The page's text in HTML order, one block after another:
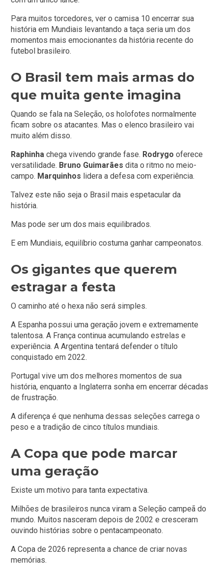
Para muitos torcedores, ver o camisa 10 encerrar sua
história em Mundiais levantando a taça seria um dos
momentos mais emocionantes da história recente do
futebol brasileiro.
O Brasil tem mais armas do
que muita gente imagina
Quando se fala na Seleção, os holofotes normalmente
ficam sobre os atacantes. Mas o elenco brasileiro vai
muito além disso.
Raphinha chega vivendo grande fase. Rodrygo oferece
versatilidade. Bruno Guimarães dita o ritmo no meio-
campo. Marquinhos lidera a defesa com experiência.
Talvez este não seja o Brasil mais espetacular da
história.
Mas pode ser um dos mais equilibrados.
E em Mundiais, equilíbrio costuma ganhar campeonatos.
Os gigantes que querem
estragar a festa
O caminho até o hexa não será simples.
A Espanha possui uma geração jovem e extremamente
talentosa. A França continua acumulando estrelas e
experiência. A Argentina tentará defender o título
conquistado em 2022.
Portugal vive um dos melhores momentos de sua
história, enquanto a Inglaterra sonha em encerrar décadas
de frustração.
A diferença é que nenhuma dessas seleções carrega o
peso e a tradição de cinco títulos mundiais.
A Copa que pode marcar
uma geração
Existe um motivo para tanta expectativa.
Milhões de brasileiros nunca viram a Seleção campeã do
mundo. Muitos nasceram depois de 2002 e cresceram
ouvindo histórias sobre o pentacampeonato.
A Copa de 2026 representa a chance de criar novas
memórias.